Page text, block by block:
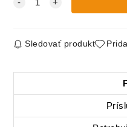
Sledovať produkt